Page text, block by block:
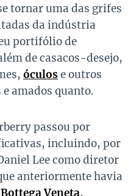
tornar uma das grifes
da indústria
portifólio de
de casacos-desejo,
óculose outros
amados quanto.
passou por
incluindo, por
Lee como diretor
anteriormente havia
Bottega Veneta,